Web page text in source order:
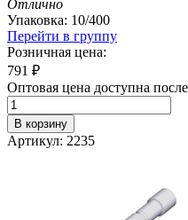
Отлично
Упаковка: 10/400
Перейти в группу
Розничная цена:
791 ₽
Оптовая цена доступна
В корзину
Артикул: 2235